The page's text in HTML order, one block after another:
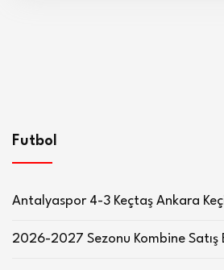
Futbol
Antalyaspor 4-3 Keçtaş Ankara
2026-2027 Sezonu Kombine Satış